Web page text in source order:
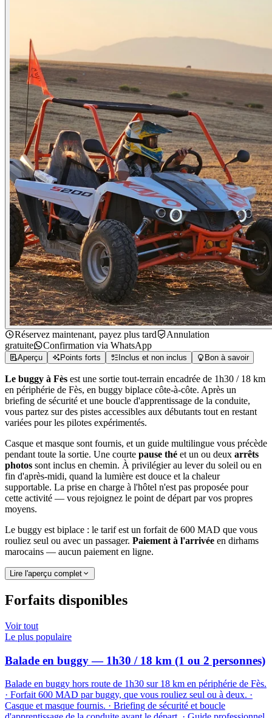
Réservez maintenant, payez plus tard
Annulation
gratuite
Confirmation via WhatsApp
Aperçu Points forts Inclus et non inclus Bon à savoir
Le buggy à Fès est une sortie tout-terrain encadrée de 1h30 / 18 km
en périphérie de Fès, en buggy biplace côte-à-côte. Après un
briefing de sécurité et une boucle d'apprentissage de la conduite,
vous partez sur des pistes accessibles aux débutants tout en restant
variées pour les pilotes expérimentés.
Casque et masque sont fournis, et un guide multilingue vous précède
pendant toute la sortie. Une courte pause thé et un ou deux arrêts
photos sont inclus en chemin. À privilégier au lever du soleil ou en
fin d'après-midi, quand la lumière est douce et la chaleur
supportable. La prise en charge à l'hôtel n'est pas proposée pour
cette activité — vous rejoignez le point de départ par vos propres
moyens.
Le buggy est biplace : le tarif est un forfait de 600 MAD que vous
rouliez seul ou avec un passager. Paiement à l'arrivée en dirhams
marocains — aucun paiement en ligne.
Lire l'aperçu complet
Forfaits disponibles
Voir tout
Le plus populaire
Balade en buggy — 1h30 / 18 km (1 ou 2 personnes)
Balade en buggy hors route de 1h30 sur 18 km en périphérie de Fès.
· Forfait 600 MAD par buggy, que vous rouliez seul ou à deux. ·
Casque et masque fournis. · Briefing de sécurité et boucle